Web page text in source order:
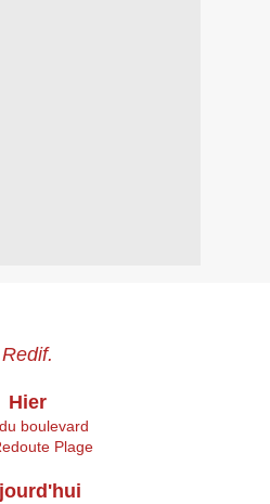
Redif.
Hier
boulevard
Plage